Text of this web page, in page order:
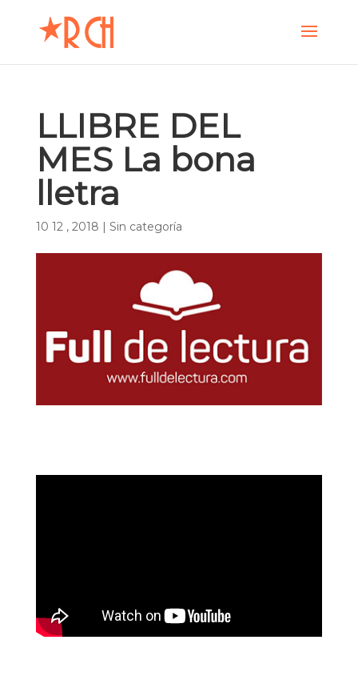
LLIBRE DEL
MES La bona
lletra
10 12 , 2018 | Sin categoría